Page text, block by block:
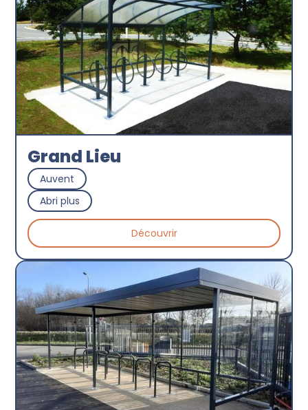
Grand Lieu
Auvent
Abri plus
Découvrir